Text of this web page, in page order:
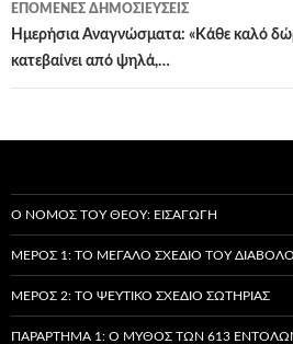
ΕΠΌΜΕΝΕΣ ΔΗΜΟΣΙΕΎΣΕΙΣ
Ημερήσια Αναγνώσματα: «Κάθε καλό
κατεβαίνει από ψηλά,…
Ο ΝΌΜΟΣ ΤΟΥ ΘΕΟΎ: ΕΙΣΑΓΩΓΉ
ΜΈΡΟΣ 1: ΤΟ ΜΕΓΆΛΟ ΣΧΈΔΙΟ ΤΟΥ
ΜΈΡΟΣ 2: ΤΟ ΨΕΎΤΙΚΟ ΣΧΈΔΙΟ ΣΩΤΗΡΊΑΣ
ΠΑΡΆΡΤΗΜΑ 1: Ο ΜΎΘΟΣ ΤΩΝ 613